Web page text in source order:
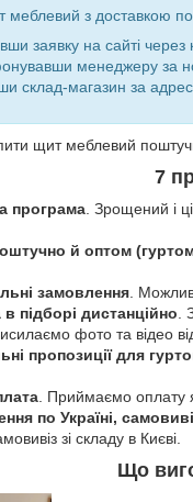
меблевий з доставкою по
заявку на сайті через
менеджеру за
склад-магазин за
щит меблевий
7
програма. Зрощений і
й оптом
замовлення.
підборі дистанційно.
фото та відео
пропозиції для
. Приймаємо оплату
по Україні,
зі складу в Києві.
Що